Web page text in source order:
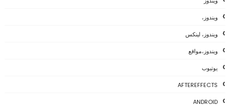
ويندوز،
ويندوز، لينكس
ويندوز،مواقع
يوتيوب
AFTEREFFECTS
ANDROID